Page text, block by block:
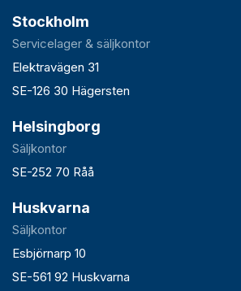
Stockholm
Servicelager & säljkontor
Elektravägen 31
SE-126 30 Hägersten
Helsingborg
Säljkontor
SE-252 70 Råå
Huskvarna
Säljkontor
Esbjörnarp 10
SE-561 92 Huskvarna